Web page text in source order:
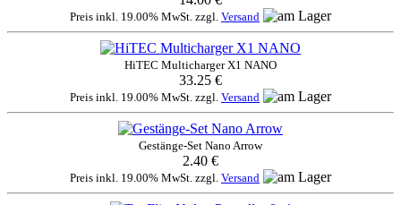
Preis inkl. 19.00% MwSt. zzgl. Versand
HiTEC Multicharger X1 NANO
33.25 €
Preis inkl. 19.00% MwSt. zzgl. Versand
Gestänge-Set Nano Arrow
2.40 €
Preis inkl. 19.00% MwSt. zzgl. Versand